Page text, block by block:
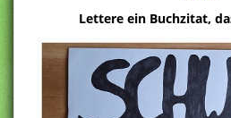
Lettere ein Buchzitat,